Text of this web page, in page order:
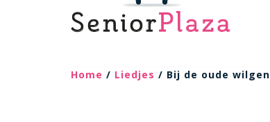
Home / Liedjes / Bij de oude wilgen